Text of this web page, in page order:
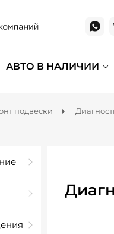
АВТО В НАЛИЧИИ
подвески